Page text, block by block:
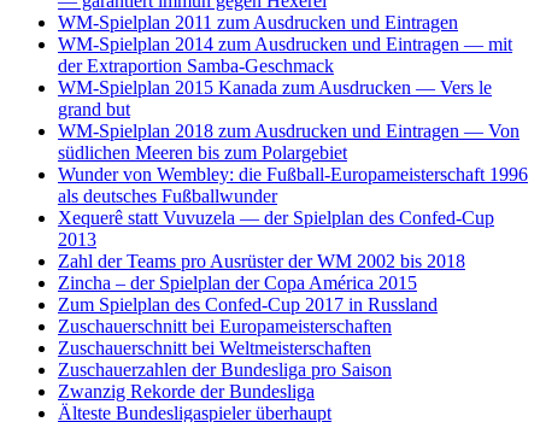
WM-Spielplan 2011 zum Ausdrucken und Eintragen
WM-Spielplan 2014 zum Ausdrucken und Eintragen — mit
der Extraportion Samba-Geschmack
WM-Spielplan 2015 Kanada zum Ausdrucken — Vers le
grand but
WM-Spielplan 2018 zum Ausdrucken und Eintragen — Von
südlichen Meeren bis zum Polargebiet
Wunder von Wembley: die Fußball-Europameisterschaft 1996
als deutsches Fußballwunder
Xequerê statt Vuvuzela — der Spielplan des Confed-Cup
2013
Zahl der Teams pro Ausrüster der WM 2002 bis 2018
Zincha – der Spielplan der Copa América 2015
Zum Spielplan des Confed-Cup 2017 in Russland
Zuschauerschnitt bei Europameisterschaften
Zuschauerschnitt bei Weltmeisterschaften
Zuschauerzahlen der Bundesliga pro Saison
Zwanzig Rekorde der Bundesliga
Älteste Bundesligaspieler überhaupt